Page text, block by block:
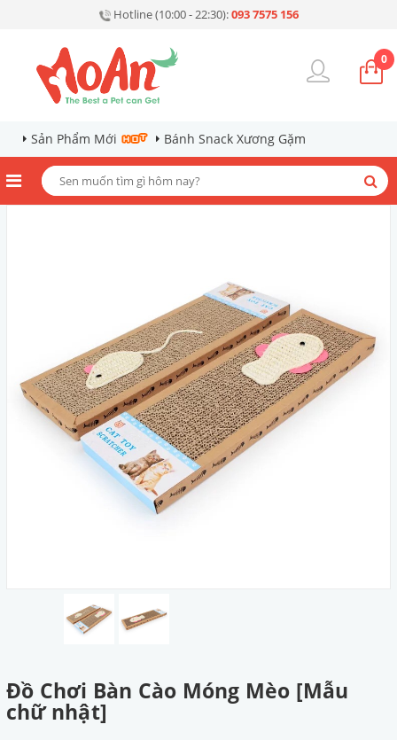
Hotline (10:00 - 22:30):093 7575 156
0
Sản Phẩm Mới Bánh Snack Xương Gặm
Đồ Chơi Bàn Cào Móng Mèo [Mẫu
chữ nhật]